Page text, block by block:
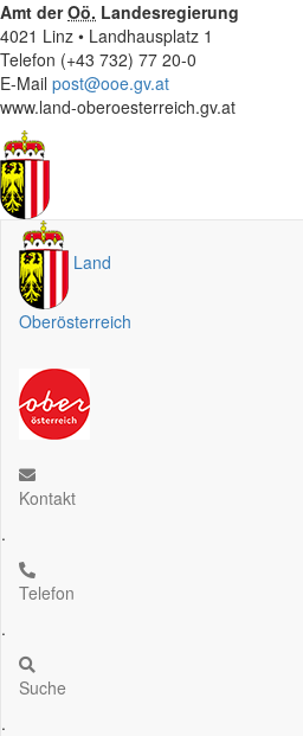
Amt derOö. Landesregierung
4021 Linz • Landhausplatz 1
Telefon (+43 732) 77 20-0
E-Mail post@ooe.gv.at
www.land-oberoesterreich.gv.at
Land
Oberösterreich
Kontakt
.
Telefon
.
Suche
.